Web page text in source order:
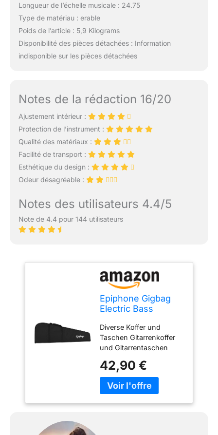
Longueur de l’échelle musicale : 24.75
Type de matériau : erable
Poids de l’article : 5,9 Kilograms
Disponibilité des pièces détachées : Information
indisponible sur les pièces détachées
Notes de la rédaction 16/20
Ajustement intérieur :
Protection de l’instrument :
Qualité des matériaux :
Facilité de transport :
Esthétique du design :
Odeur désagréable :
Notes des utilisateurs 4.4/5
Note de 4.4 pour 144 utilisateurs
Epiphone Gigbag
Electric Bass
Instruments à
Cordes
Diverse Koffer und
Taschen Gitarrenkoffer
und Gitarrentaschen
une grande importance à
une combinaison
équilibrée de finitions
42,90 €